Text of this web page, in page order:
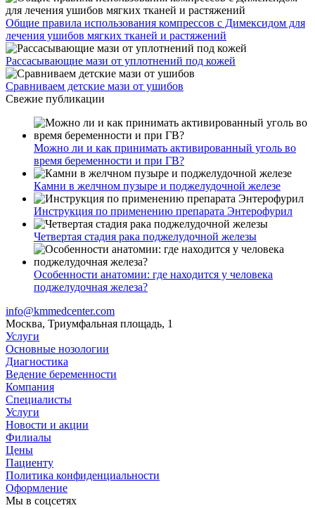
Общие правила использования компрессов с Димексидом для
лечения ушибов мягких тканей и растяжений
Рассасывающие мази от уплотнений под кожей
Сравниваем детские мази от ушибов
Свежие публикации
Можно ли и как принимать активированный уголь во
время беременности и при ГВ?
Камни в желчном пузыре и поджелудочной железе
Инструкция по применению препарата Энтерофурил
Четвертая стадия рака поджелудочной железы
Особенности анатомии: где находится у человека
поджелудочная железа?
info@kmmedcenter.com
Москва, Триумфальная площадь, 1
Услуги
Основные нозологии
Диагностика
Ведение беременности
Компания
Специалисты
Услуги
Новости и акции
Филиалы
Цены
Пациенту
Политика конфиденциальности
Оформление
Мы в соцсетях